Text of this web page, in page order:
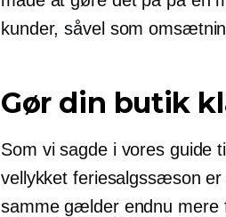
kunder, såvel som
Gør din butik
Som vi sagde i vores guide til
vellykket feriesalgssæson
samme gælder endnu mere